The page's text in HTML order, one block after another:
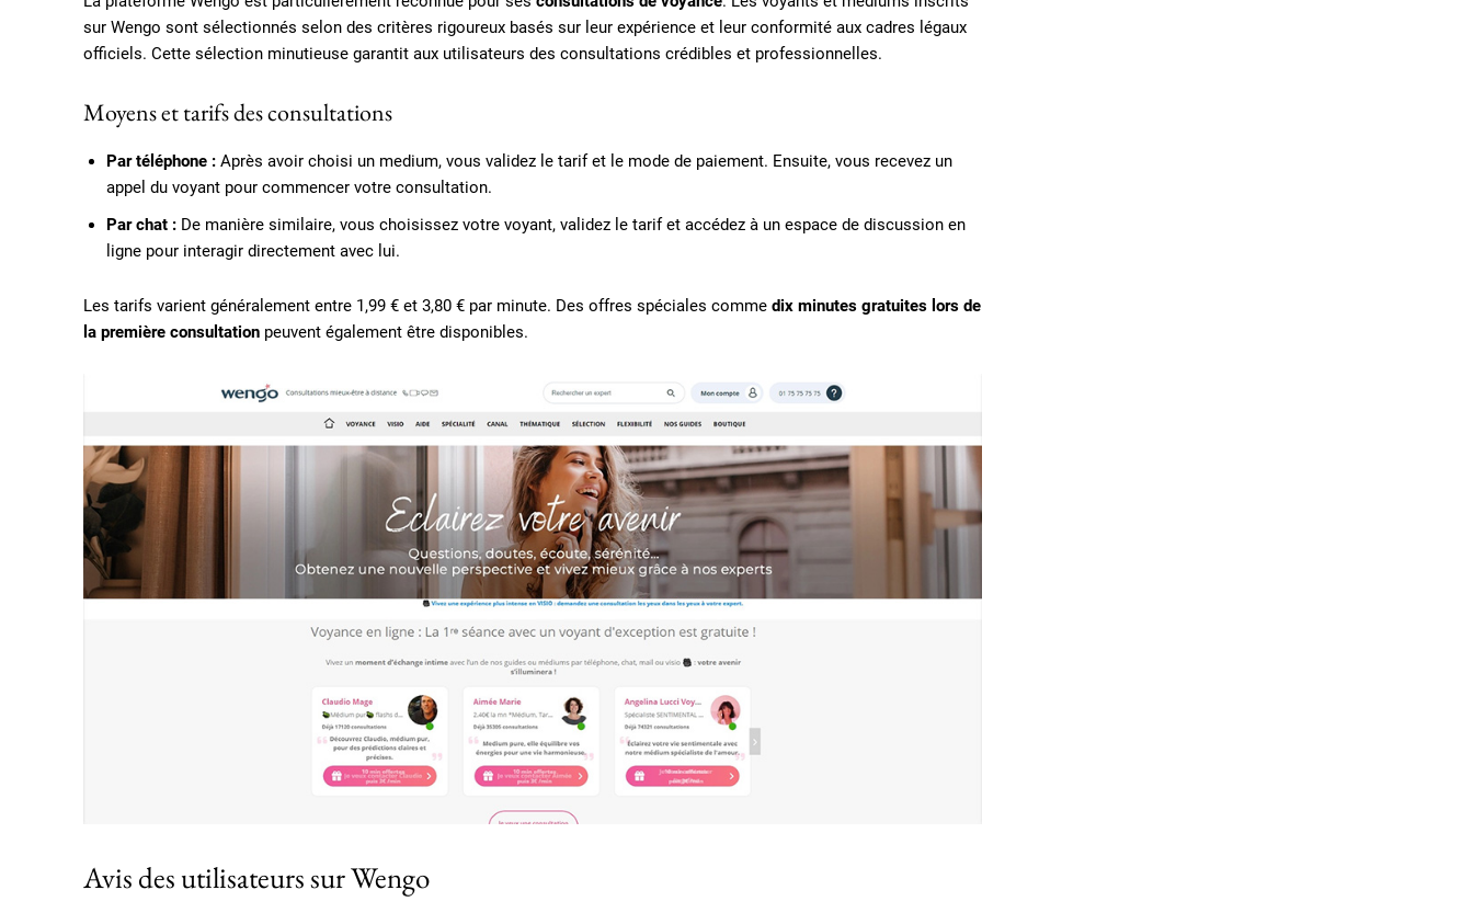
sur Wengo sont sélectionnés selon des critères rigoureux basés sur leur expérience et leur conformité aux cadres légaux
officiels. Cette sélection minutieuse garantit aux utilisateurs des consultations crédibles et professionnelles.
Moyens et tarifs des consultations
Par téléphone : Après avoir choisi un medium, vous validez le tarif et le mode de paiement. Ensuite, vous recevez un
appel du voyant pour commencer votre consultation.
Par chat : De manière similaire, vous choisissez votre voyant, validez le tarif et accédez à un espace de discussion en
ligne pour interagir directement avec lui.
Les tarifs varient généralement entre 1,99 € et 3,80 € par minute. Des offres spéciales comme dix minutes gratuites lors de
la première consultation peuvent également être disponibles.
Avis des utilisateurs sur Wengo